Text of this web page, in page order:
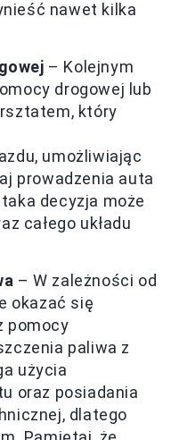
nawet kilka
– Kolejnym
drogowej lub
który
umożliwiając
prowadzenia auta
decyzja może
całego układu
– W zależności od
okazać się
pomocy
paliwa z
użycia
oraz posiadania
dlatego